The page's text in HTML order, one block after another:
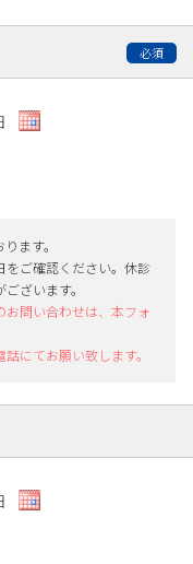
ます。
をご確認ください。休診
ざいます。
お問い合わせは、本フォ
にてお願い致します。